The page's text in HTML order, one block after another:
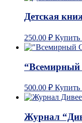
Детская
250.00 ₽ Купить
“Всемирный
500.00 ₽ Купить
Журнал